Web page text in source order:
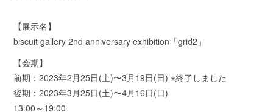
【展示名】
biscuit gallery 2nd anniversary exhibition「grid2」
【会期】
前期：2023年2月25日(土)〜3月19日(日) ※終了しました
後期：2023年3月25日(土)〜4月16日(日)
13:00～19:00